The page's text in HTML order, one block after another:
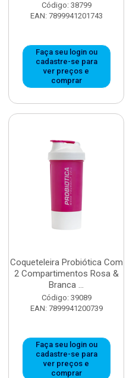
Código: 38799
EAN: 7899941201743
Faça seu login ou
cadastre-se para
ver preços e
comprar
Coqueteleira Probiótica Com
2 Compartimentos Rosa &
Branca ...
Código: 39089
EAN: 7899941200739
Faça seu login ou
cadastre-se para
ver preços e
comprar